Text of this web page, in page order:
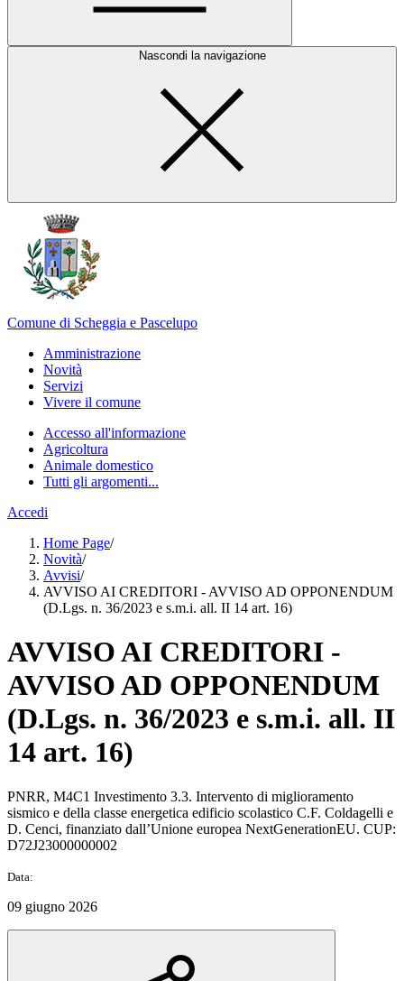
Nascondi la navigazione
Comune di Scheggia e Pascelupo
Amministrazione
Novità
Servizi
Vivere il comune
Accesso all'informazione
Agricoltura
Animale domestico
Tutti gli argomenti...
Accedi
Home Page/
Novità/
Avvisi/
AVVISO AI CREDITORI - AVVISO AD OPPONENDUM
(D.Lgs. n. 36/2023 e s.m.i. all. II 14 art. 16)
AVVISO AI CREDITORI -
AVVISO AD OPPONENDUM
(D.Lgs. n. 36/2023 e s.m.i. all. II
14 art. 16)
PNRR, M4C1 Investimento 3.3. Intervento di miglioramento
sismico e della classe energetica edificio scolastico C.F. Coldagelli e
D. Cenci, finanziato dall’Unione europea NextGenerationEU. CUP:
D72J23000000002
Data:
09 giugno 2026